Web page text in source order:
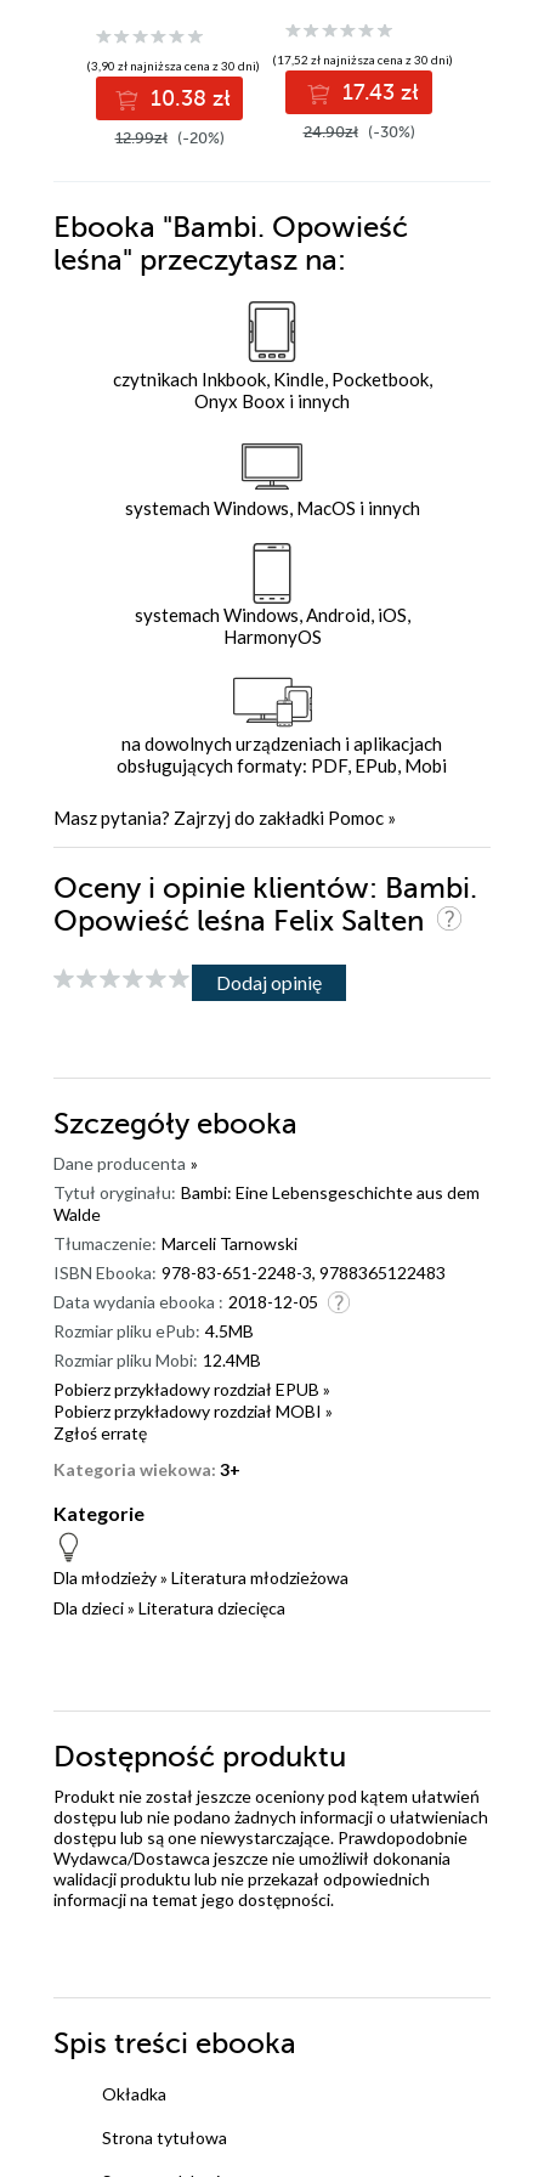
(3,90 zł najniższa cena z 30 dni)
10.38 zł
12.99zł (-20%)
(17,52 zł najniższa cena z 30 dni)
17.43 zł
24.90zł (-30%)
Ebooka "Bambi. Opowieść
leśna" przeczytasz na:
czytnikach Inkbook, Kindle, Pocketbook,
Onyx Boox i innych
systemach Windows, MacOS i innych
systemach Windows, Android, iOS,
HarmonyOS
na dowolnych urządzeniach i aplikacjach
obsługujących formaty: PDF, EPub, Mobi
Masz pytania? Zajrzyj do zakładki Pomoc »
Oceny i opinie klientów: Bambi.
Opowieść leśna Felix Salten
Dodaj opinię
Szczegóły ebooka
Dane producenta »
Tytuł oryginału: Bambi: Eine Lebensgeschichte aus dem
Walde
Tłumaczenie: Marceli Tarnowski
ISBN Ebooka: 978-83-651-2248-3, 9788365122483
Data wydania ebooka : 2018-12-05
Rozmiar pliku ePub: 4.5MB
Rozmiar pliku Mobi: 12.4MB
Pobierz przykładowy rozdział EPUB »
Pobierz przykładowy rozdział MOBI »
Zgłoś erratę
Kategoria wiekowa: 3+
Kategorie
Dla młodzieży» Literatura młodzieżowa
Dla dzieci» Literatura dziecięca
Dostępność produktu
Produkt nie został jeszcze oceniony pod kątem ułatwień
dostępu lub nie podano żadnych informacji o ułatwieniach
dostępu lub są one niewystarczające. Prawdopodobnie
Wydawca/Dostawca jeszcze nie umożliwił dokonania
walidacji produktu lub nie przekazał odpowiednich
informacji na temat jego dostępności.
Spis treści ebooka
Okładka
Strona tytułowa